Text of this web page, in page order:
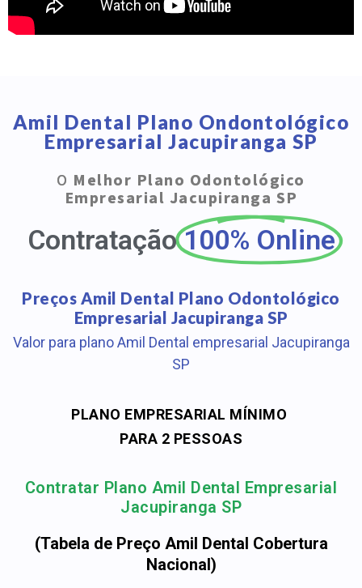
Amil Dental Plano Ondontológico
Empresarial Jacupiranga SP
O Melhor Plano Odontológico
Empresarial Jacupiranga SP
Contratação 100% Online
Preços Amil Dental Plano Odontológico
Empresarial Jacupiranga SP
Valor para plano Amil Dental empresarial Jacupiranga
SP
PLANO EMPRESARIAL MÍNIMO
PARA 2 PESSOAS
Contratar Plano Amil Dental Empresarial
Jacupiranga SP
(Tabela de Preço Amil Dental Cobertura
Nacional)